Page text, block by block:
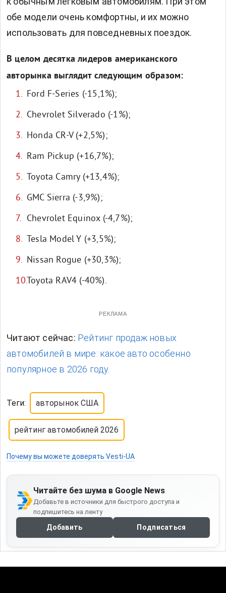
обе модели очень комфортны, и их можно
использовать для повседневных поездок.
В целом десятка лидеров американского
авторынка выглядит следующим образом:
Ford F-Series (-15,1%);
Chevrolet Silverado (-1%);
Honda CR-V (+2,5%);
Ram Pickup (+16,7%);
Toyota Camry (+13,4%);
GMC Sierra (-3,9%);
Chevrolet Equinox (-4,7%);
Tesla Model Y (+3,5%);
Nissan Rogue (+30,3%);
Toyota RAV4 (-40%).
РЕКЛАМА
Читают сейчас: Рейтинг продаж новых
автомобилей в мире: какое авто особенно
популярное в 2026 году.
Теги: авторынок США
рейтинг автомобилей 2026
Почему вы можете доверять Vesti-UA
Читайте без шума в Google News
Добавьте в источники для быстрого доступа и
подпишитесь на ленту
Добавить Подписаться